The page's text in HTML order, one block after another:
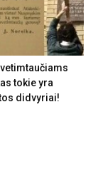
tokie yra
didvyriai!